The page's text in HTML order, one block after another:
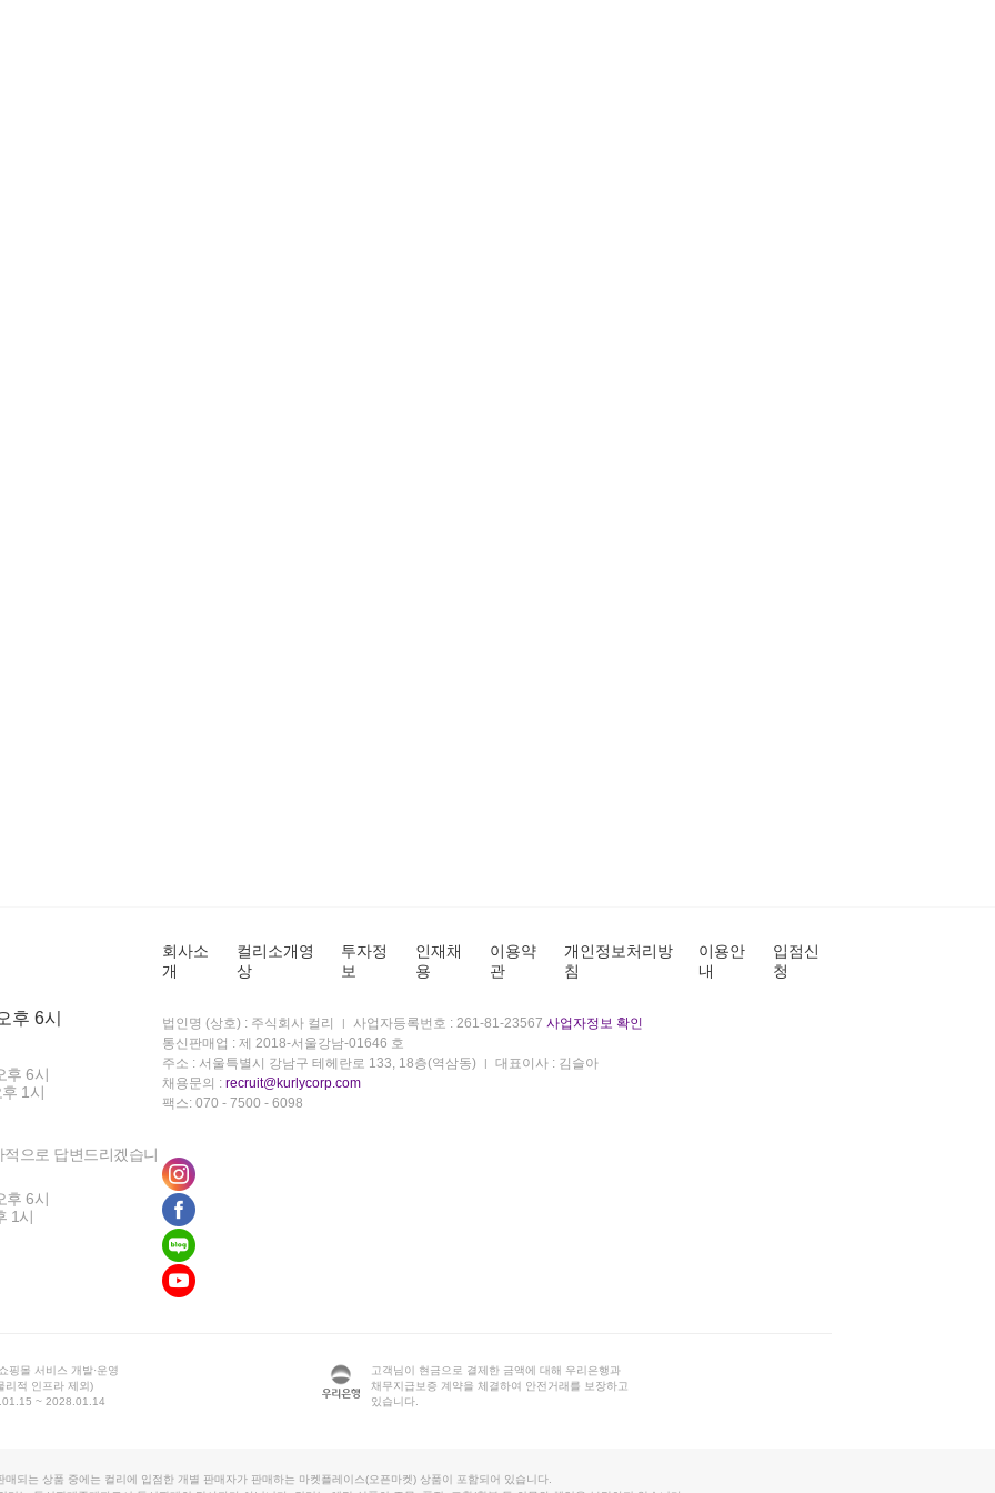
후 6시
후 6시
1시
으로 답변드리겠습니
후 6시
1시
회사소
개
컬리소개영
상
투자정
보
인재채
용
이용약
관
개인정보처리방
침
이용안
내
입점신
청
법인명 (상호) : 주식회사 컬리 사업자등록번호 : 261-81-23567 사업자정보 확인
통신판매업 : 제 2018-서울강남-01646 호
주소 : 서울특별시 강남구 테헤란로 133, 18층(역삼동)
대표이사 : 김슬아
채용문의 : recruit@kurlycorp.com
팩스: 070 - 7500 - 6098
핑몰 서비스 개발·운영
리적 인프라 제외)
~ 2028.01.14
고객님이 현금으로 결제한 금액에 대해 우리은행과
채무지급보증 계약을 체결하여 안전거래를 보장하고
있습니다.
매되는 상품 중에는 컬리에 입점한 개별 판매자가 판매하는 마켓플레이스(오픈마켓) 상품이 포함되어 있습니다.